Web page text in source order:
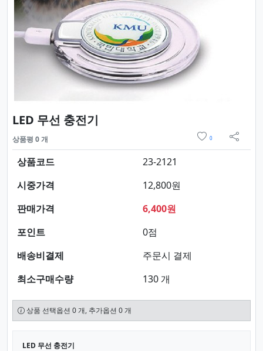
LED 무선 충전기
상품평 0 개 0
sns 공
상품코드
23-2121
시중가격
12,800원
판매가격
6,400원
포인트
0점
배송비결제
주문시 결제
최소구매수량
130 개
상품 선택옵션 0 개, 추가옵션 0 개
선택된 옵션
LED 무선 충전기